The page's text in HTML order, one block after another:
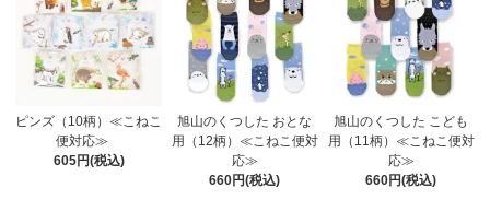
ピンズ（10柄）≪こねこ
便対応≫
605円(税込)
旭山のくつした おとな
用（12柄）≪こねこ便対
応≫
660円(税込)
旭山のくつした こども
用（11柄）≪こねこ便対
応≫
660円(税込)